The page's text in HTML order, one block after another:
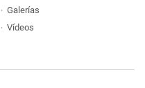
Galerías
Vídeos